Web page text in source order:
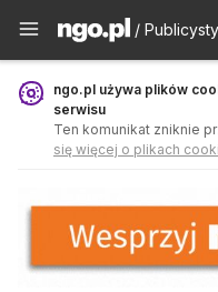
Publicystyka -
/
ngo.pl używa plików
serwisu
Ten komunikat zniknie
się więcej o plikach